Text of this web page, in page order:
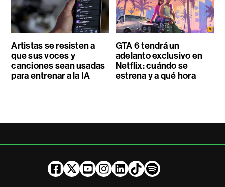
Artistas se resisten a
que sus voces y
canciones sean usadas
para entrenar a la IA
GTA 6 tendrá un
adelanto exclusivo en
Netflix: cuándo se
estrena y a qué hora